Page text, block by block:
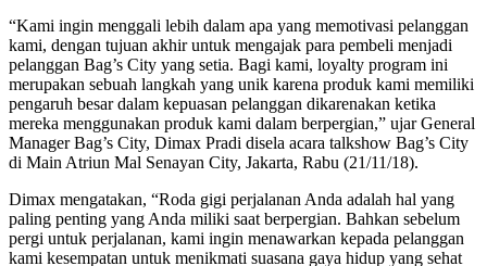
“Kami ingin menggali lebih dalam apa yang memotivasi pelanggan
kami, dengan tujuan akhir untuk mengajak para pembeli menjadi
pelanggan Bag’s City yang setia. Bagi kami, loyalty program ini
merupakan sebuah langkah yang unik karena produk kami memiliki
pengaruh besar dalam kepuasan pelanggan dikarenakan ketika
mereka menggunakan produk kami dalam berpergian,” ujar General
Manager Bag’s City, Dimax Pradi disela acara talkshow Bag’s City
di Main Atriun Mal Senayan City, Jakarta, Rabu (21/11/18).
Dimax mengatakan, “Roda gigi perjalanan Anda adalah hal yang
paling penting yang Anda miliki saat berpergian. Bahkan sebelum
pergi untuk perjalanan, kami ingin menawarkan kepada pelanggan
kami kesempatan untuk menikmati suasana gaya hidup yang sehat